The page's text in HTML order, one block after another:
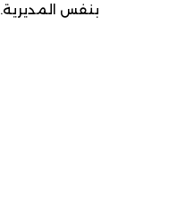
بنفس المديرية.